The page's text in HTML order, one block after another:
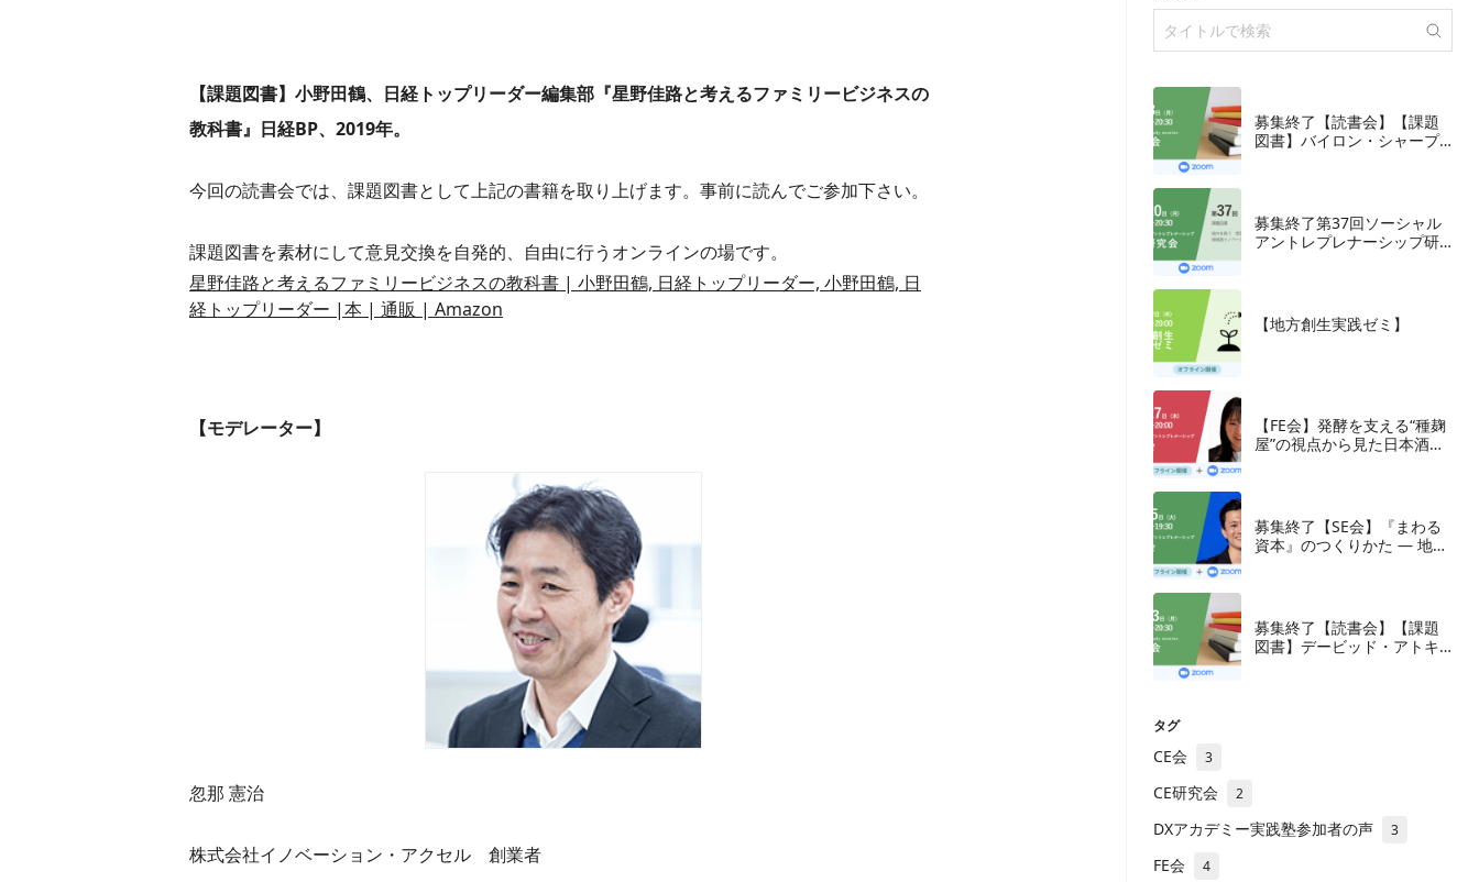
【課題図書】 小野田鶴、日経トップリーダー編集部『星野佳路と考えるファミリービジネスの
教科書』日経BP、2019年。
今回の読書会では、課題図書として上記の書籍を取り上げます。事前に読んでご参加下さい。
課題図書を素材にして意見交換を自発的、自由に行うオンラインの場です。
星野佳路と考えるファミリービジネスの教科書 | 小野田鶴, 日経トップリーダー, 小野田鶴, 日
経トップリーダー |本 | 通販 | Amazon
【モデレーター】
忽那 憲治
株式会社イノベーション・アクセル 創業者
募集終了【読書会】【課題
図書】バイロン・シャープ
版、2018年
募集終了第37回ソーシャル
アントレプレナーシップ研
【地方創生実践ゼミ】
【FE会】発酵を支える“種麹
屋”の視点から見た日本酒産
募集終了【SE会】『まわる
資本』のつくりかた — 地方
募集終了【読書会】【課題
図書】デービッド・アトキ
タグ
CE会 3
CE研究会 2
DXアカデミー実践塾参加者の声 3
FE会 4